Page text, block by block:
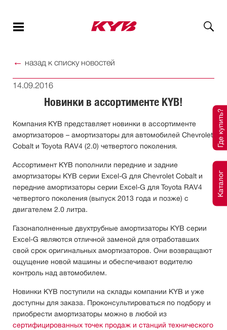
Где купить?
Каталог
← назад к списку новостей
14.09.2016
Новинки в ассортименте KYB!
Компания KYB представляет новинки в ассортименте
амортизаторов – амортизаторы для автомобилей Chevrolet
Cobalt и Toyota RAV4 (2.0) четвертого поколения.
Ассортимент KYB пополнили передние и задние
амортизаторы KYB серии Excel-G для Chevrolet Cobalt и
передние амортизаторы серии Excel-G для Toyota RAV4
четвертого поколения (выпуск 2013 года и позже) с
двигателем 2.0 литра.
Газонаполненные двухтрубные амортизаторы KYB серии
Excel-G являются отличной заменой для отработавших
свой срок оригинальных амортизаторов. Они возвращают
ощущение новой машины и обеспечивают водителю
контроль над автомобилем.
Новинки KYB поступили на склады компании KYB и уже
доступны для заказа. Проконсультироваться по подбору и
приобрести амортизаторы можно в любой из
сертифицированных точек продаж и станций технического